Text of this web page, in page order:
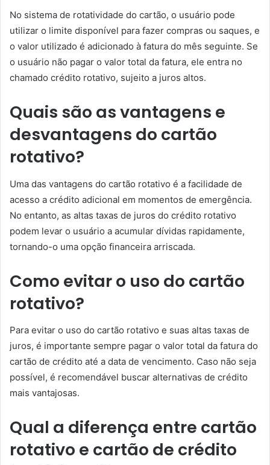
No sistema de rotatividade do cartão, o usuário pode
utilizar o limite disponível para fazer compras ou saques, e
o valor utilizado é adicionado à fatura do mês seguinte. Se
o usuário não pagar o valor total da fatura, ele entra no
chamado crédito rotativo, sujeito a juros altos.
Quais são as vantagens e
desvantagens do cartão
rotativo?
Uma das vantagens do cartão rotativo é a facilidade de
acesso a crédito adicional em momentos de emergência.
No entanto, as altas taxas de juros do crédito rotativo
podem levar o usuário a acumular dívidas rapidamente,
tornando-o uma opção financeira arriscada.
Como evitar o uso do cartão
rotativo?
Para evitar o uso do cartão rotativo e suas altas taxas de
juros, é importante sempre pagar o valor total da fatura do
cartão de crédito até a data de vencimento. Caso não seja
possível, é recomendável buscar alternativas de crédito
mais vantajosas.
Qual a diferença entre cartão
rotativo e cartão de crédito